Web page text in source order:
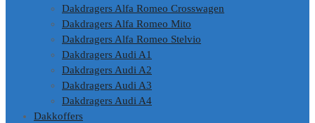
Dakdragers Alfa Romeo Crosswagen
Dakdragers Alfa Romeo Mito
Dakdragers Alfa Romeo Stelvio
Dakdragers Audi A1
Dakdragers Audi A2
Dakdragers Audi A3
Dakdragers Audi A4
Dakkoffers